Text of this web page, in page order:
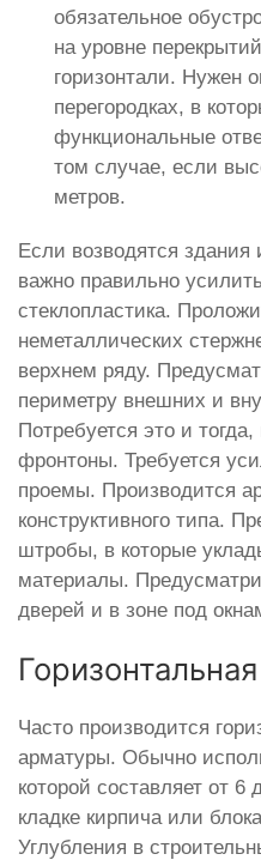
обязательное
на уровне
горизонтали. Нужен
перегородках, в
функциональные
том случае, если
метров.
Если возводятся здания
важно правильно
стеклопластика.
неметаллических
верхнем ряду.
периметру внешних и
Потребуется это и
фронтоны. Требуется
проемы. Производится
конструктивного типа.
штробы, в которые
материалы.
дверей и в зоне под
Часто производится
арматуры. Обычно
которой составляет от
кладке кирпича или
Углубления в